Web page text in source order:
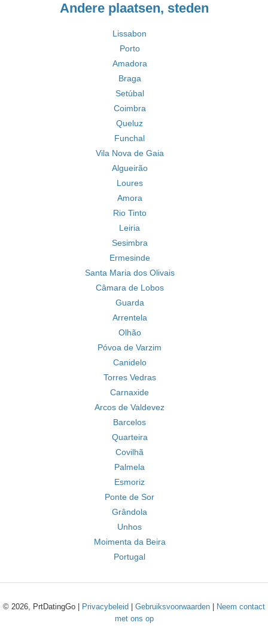
Andere plaatsen, steden
Lissabon
Porto
Amadora
Braga
Setúbal
Coimbra
Queluz
Funchal
Vila Nova de Gaia
Algueirão
Loures
Amora
Rio Tinto
Leiria
Sesimbra
Ermesinde
Santa Maria dos Olivais
Câmara de Lobos
Guarda
Arrentela
Olhão
Póvoa de Varzim
Canidelo
Torres Vedras
Carnaxide
Arcos de Valdevez
Barcelos
Quarteira
Covilhã
Palmela
Esmoriz
Ponte de Sor
Grândola
Unhos
Moimenta da Beira
Portugal
© 2026, PrtDatingGo | Privacybeleid Gebruiksvoorwaarden
Neem contact
met ons op